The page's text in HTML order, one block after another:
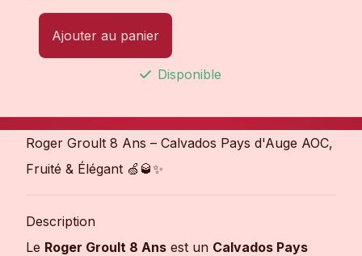
Ajouter au panier
Disponible
Roger Groult 8 Ans – Calvados Pays d'Auge AOC,
Fruité & Élégant 🍏🥃✨
Description
Le Roger Groult 8 Ans est un Calvados Pays